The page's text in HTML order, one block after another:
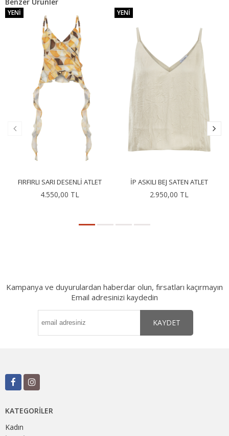
FIRFIRLI SARI DESENLI ATLET
4.550,00 TL
YENI
İP ASKILI BEJ SATEN ATLET
2.950,00 TL
YENI
Kampanya ve duyurulardan haberdar olun, fırsatları kaçırmayın
Email adresinizi kaydedin
KAYDET
KATEGORILER
Kadın